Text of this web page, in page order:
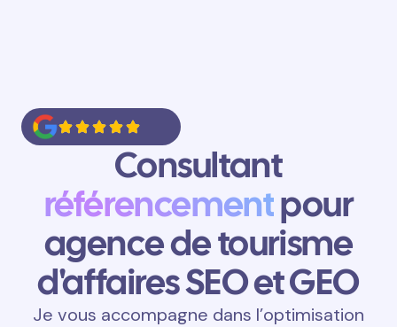
Consultant
référencementpour
agence de tourisme
d'affaires SEO et GEO
Je vous accompagne dans l’optimisation